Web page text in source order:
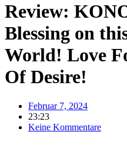
Review:
Blessing on
World! Love
Of Desire!
Februar 7, 2024
23:23
Keine Kommentare